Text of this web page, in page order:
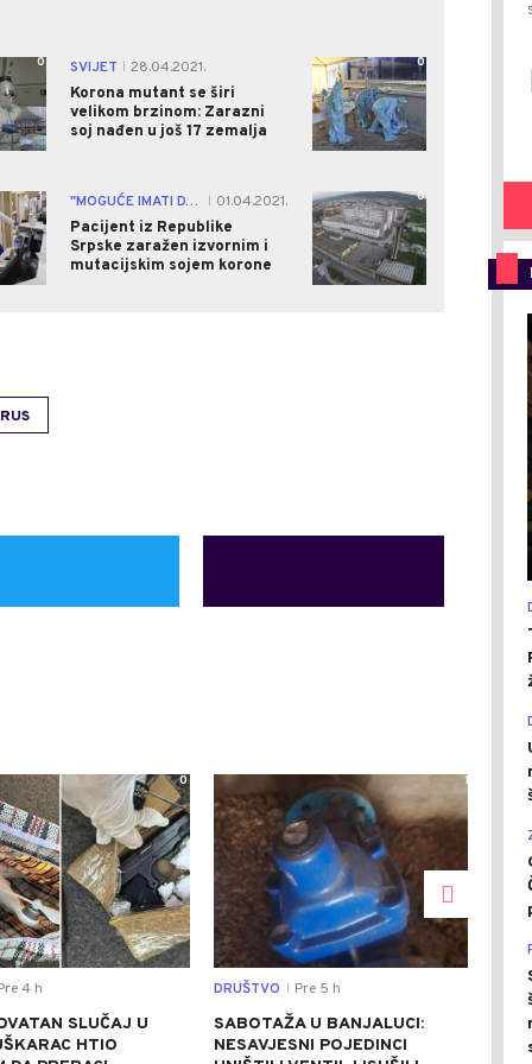
0 SVIJET
28.04.2021.
Korona mutant se širi
velikom brzinom: Zarazni
soj nađen u još 17 zemalja
0
1 "MOGUĆE IMATI DVA SOJA VIRUSA"
01.04.2021.
Pacijent iz Republike
Srpske zaražen izvornim i
mutacijskim sojem korone
0
0
4 h
SLUČAJ U
HTIO
1
DRUŠTVO Pre 5 h
SABOTAŽA U BANJALUCI:
NESAVJESNI POJEDINCI